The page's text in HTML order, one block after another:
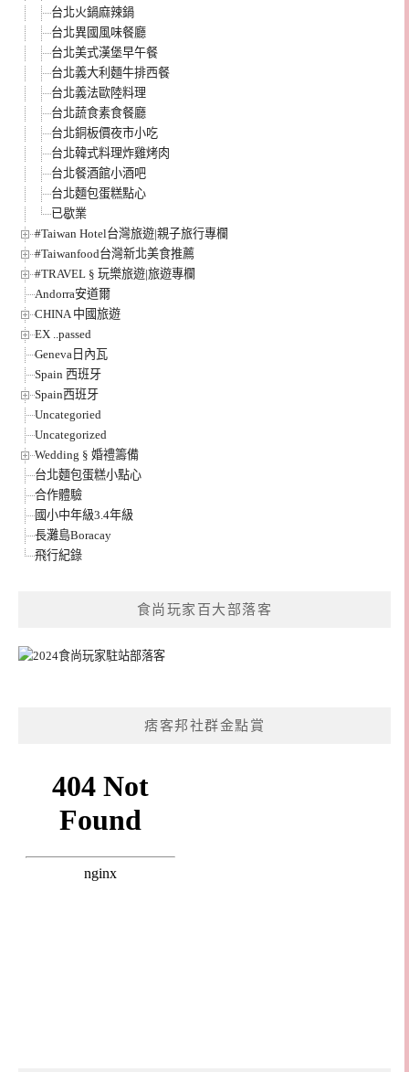
台北火鍋麻辣鍋
台北異國風味餐廳
台北美式漢堡早午餐
台北義大利麵牛排西餐
台北義法歐陸料理
台北蔬食素食餐廳
台北銅板價夜市小吃
台北韓式料理炸雞烤肉
台北餐酒館小酒吧
台北麵包蛋糕點心
已歇業
#Taiwan Hotel台灣旅遊|親子旅行專欄
#Taiwanfood台灣新北美食推薦
#TRAVEL § 玩樂旅遊|旅遊專欄
Andorra安道爾
CHINA 中國旅遊
EX ..passed
Geneva日內瓦
Spain 西班牙
Spain西班牙
Uncategoried
Uncategorized
Wedding § 婚禮籌備
台北麵包蛋糕小點心
合作體驗
國小中年級3.4年級
長灘島Boracay
飛行紀錄
食尚玩家百大部落客
痞客邦社群金點賞